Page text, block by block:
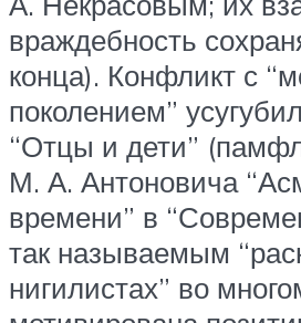
враждебность
конца). Конфликт с
поколением”
“Отцы и дети”
М. А. Антоновича
времени” в
так называемым
нигилистах” во